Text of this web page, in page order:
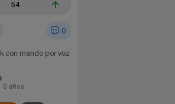
54
0
con mando por voz
5 años